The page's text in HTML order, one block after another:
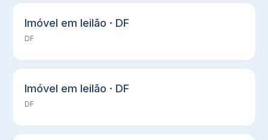
Imóvel em leilão · DF
DF
Imóvel em leilão · DF
DF